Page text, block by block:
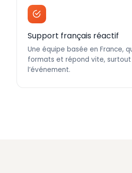
Support français réactif
Une équipe basée en France,
formats et répond vite, surtout
l’événement.